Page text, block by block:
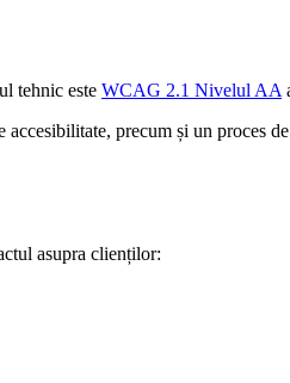
tehnic este WCAG 2.1 Nivelul AA
precum și un proces
asupra clienților: